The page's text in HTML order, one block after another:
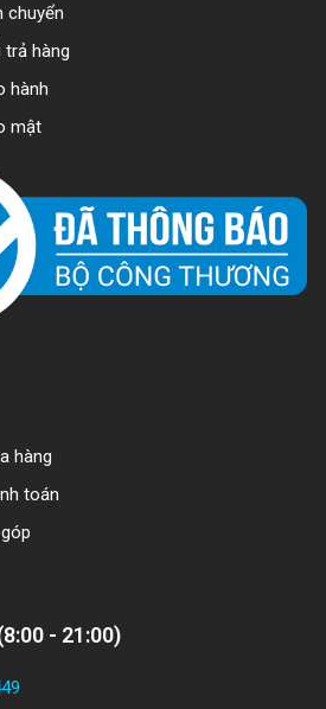
chuyển
trả hàng
hành
mật
hàng
toán
- 21:00)